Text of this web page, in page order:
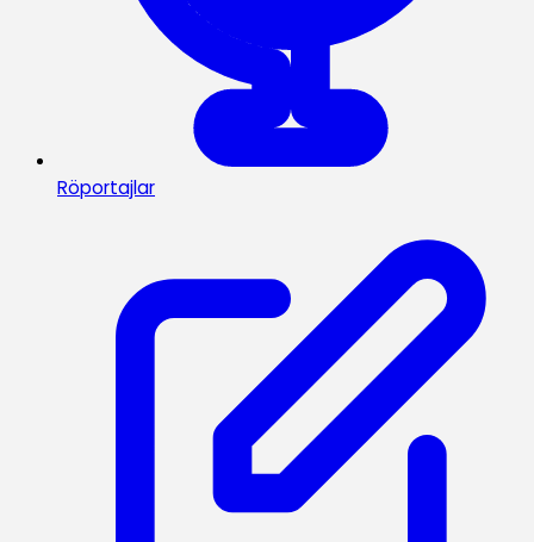
Röportajlar